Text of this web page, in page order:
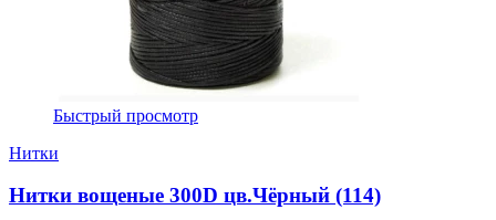
Быстрый просмотр
Нитки
Нитки вощеные 300D цв.Чёрный (114)